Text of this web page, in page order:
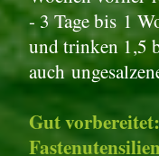
- 3 Tage bis 1
und trinken 1,5
auch
Gut